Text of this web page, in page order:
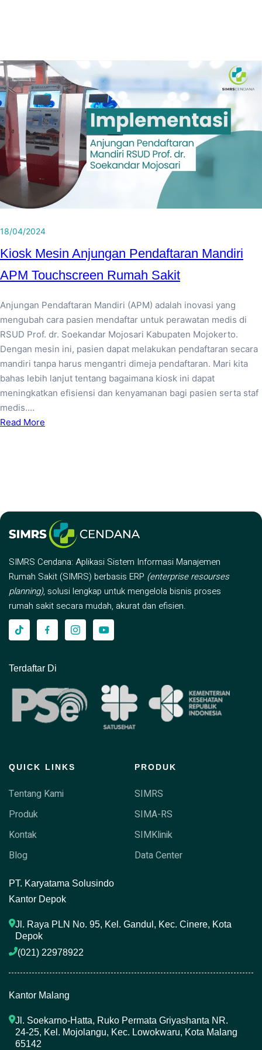
18/04/2024
Kiosk Mesin Anjungan Pendaftaran Mandiri
APM Touchscreen Rumah Sakit
Anjungan Pendaftaran Mandiri (APM) adalah inovasi yang
mengubah cara pasien mendaftar untuk perawatan medis di
RSUD Prof. dr. Soekandar Mojosari Kabupaten Mojokerto.
Dengan mesin ini, pasien dapat melakukan pendaftaran secara
mandiri tanpa harus mengantri dimeja pendaftaran. Mari kita
bahas lebih lanjut tentang bagaimana kiosk ini dapat
meningkatkan efisiensi dan kenyamanan bagi pasien serta staf
medis.…
Read More
SIMRS Cendana: Aplikasi Sistem Informasi Manajemen
Rumah Sakit (SIMRS) berbasis ERP (enterprise resourses
planning), solusi lengkap untuk mengelola bisnis proses
rumah sakit secara mudah, akurat dan efisien.
Terdaftar Di
QUICK LINKS
Tentang Kami
Produk
Kontak
Blog
PRODUK
SIMRS
SIMA-RS
SIMKlinik
Data Center
PT. Karyatama Solusindo
Kantor Depok
Jl. Raya PLN No. 95, Kel. Gandul, Kec. Cinere, Kota
Depok
(021) 22978922
Kantor Malang
Jl. Soekarno-Hatta, Ruko Permata Griyashanta NR.
24-25, Kel. Mojolangu, Kec. Lowokwaru, Kota Malang
65142